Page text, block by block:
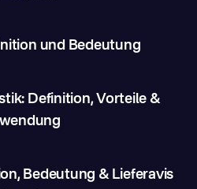
und Bedeutung
Definition, Vorteile &
Bedeutung & Lieferavis